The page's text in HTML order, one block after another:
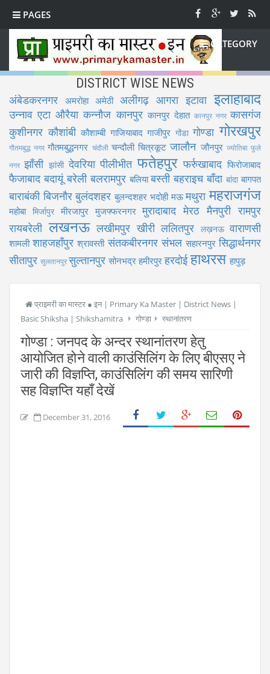
PAGES
CATEGORY
DISTRICT WISE NEWS
अंबेडकरनगर अमरोहा अमेठी अलीगढ़ आगरा इटावा इलाहाबाद
उन्नाव एटा औरैया कन्नौज कानपुर कानपुर देहात कानपुर नगर कासगंज
कुशीनगर कौशांबी कौशाम्बी गाजियाबाद गाजीपुर गोंडा गोण्डा गोरखपुर
गौतमबुद्ध नगर गौतमबुद्धनगर चंदौली चन्दौली चित्रकूट जालौन जौनपुर ज्योतिबा फुले
नगर झाँसी झांसी देवरिया पीलीभीत फतेहपुर फर्रुखाबाद फिरोजाबाद
फैजाबाद बदायूं बरेली बलरामपुर बलिया बस्ती बहराइच बाँदा बांदा बागपत
बाराबंकी बिजनौर बुलंदशहर बुलन्दशहर भदोही मऊ मथुरा महराजगंज
महोबा मिर्जापुर मीरजापुर मुजफ्फरनगर मुरादाबाद मेरठ मैनपुरी रामपुर
रायबरेली लखनऊ लखीमपुर खीरी ललितपुर लख़नऊ वाराणसी
शामली शाहजहाँपुर श्रावस्ती संतकबीरनगर संभल सहारनपुर सिद्धार्थनगर
सीतापुर सुलतानपुरसुल्तानपुर सोनभद्र हमीरपुर हरदोई हाथरस हापुड़
प्राइमरी का मास्टर ● इन | Primary Ka Master | District News |
Basic Shiksha | Shikshamitra
गोण्डा स्थानांतरण
गोण्डा : जनपद के अन्दर स्थानांतरण हेतु
आयोजित होने वाली काउंसिलिंग के लिए बीएसए ने
जारी की विज्ञप्ति, काउंसिलिंग की समय सारिणी
सह विज्ञप्ति यहाँ देखें
December 31, 2016